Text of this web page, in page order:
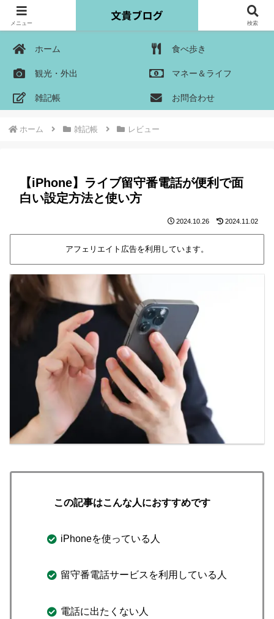
ホーム 食べ歩き
観光・外出 マネー＆ライフ
雑記帳 お問合わせ
ホーム 雑記帳 レビュー
【iPhone】ライブ留守番電話が便利で面
白い設定方法と使い方
2024.10.26 2024.11.02
アフェリエイト広告を利用しています。
この記事はこんな人におすすめです
iPhoneを使っている人
留守番電話サービスを利用している人
電話に出たくない人
メニュー 検索